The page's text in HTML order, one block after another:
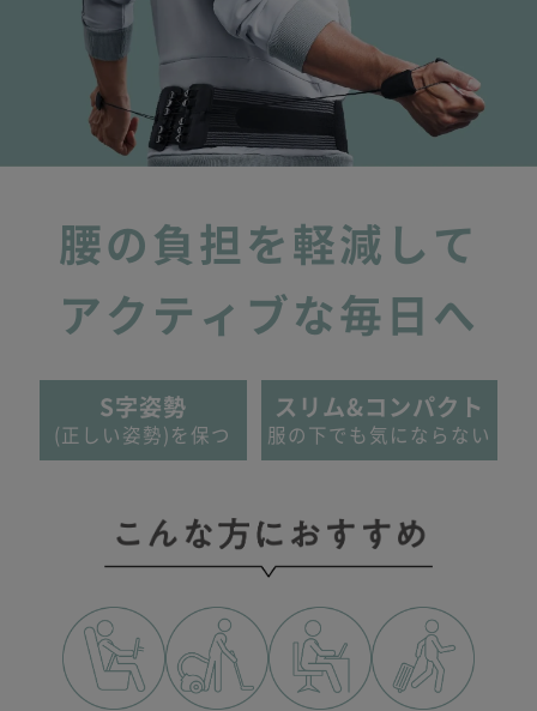
腰の負担を軽減して
アクティブな毎日へ
S字姿勢
(正しい姿勢)を保つ
スリム&コンパクト
服の下でも気にならない